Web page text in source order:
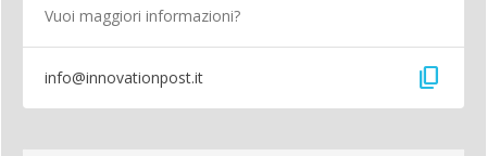
Vuoi maggiori informazioni?
info@innovationpost.it content_copy